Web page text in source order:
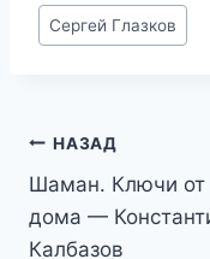
Метки
записи:
Сергей Глазков
Навигация
по
НАЗАД
Шаман. Ключи от
дома —
Калбазов